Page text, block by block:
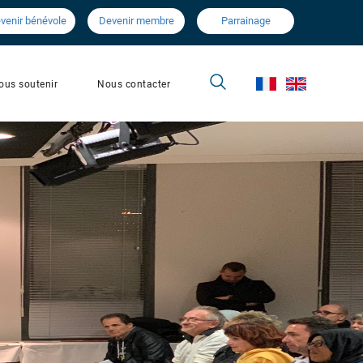
bénévole Devenir membre Parrainage
soutenir Nous contacter